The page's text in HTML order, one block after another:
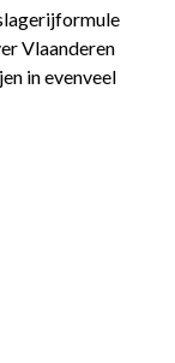
Vlaanderen
in evenveel